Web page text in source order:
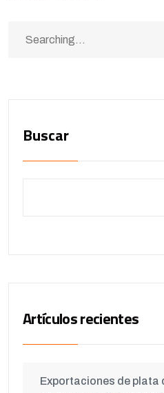
Buscar
Artículos recientes
Exportaciones de plata